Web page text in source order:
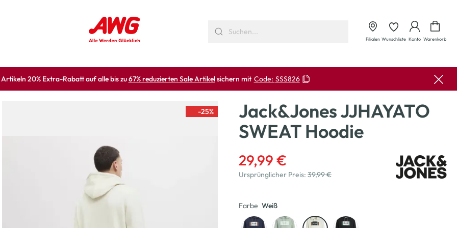
Filialen Wunschliste Konto Warenkorb
20% Extra-Rabatt auf alle bis zu67% reduzierten Sale Artikelsichern mit Code: SSS826
-25%
Jack&Jones JJHAYATO
SWEAT Hoodie
29,99 €
Ursprünglicher Preis: 39,99 €
Farbe Weiß